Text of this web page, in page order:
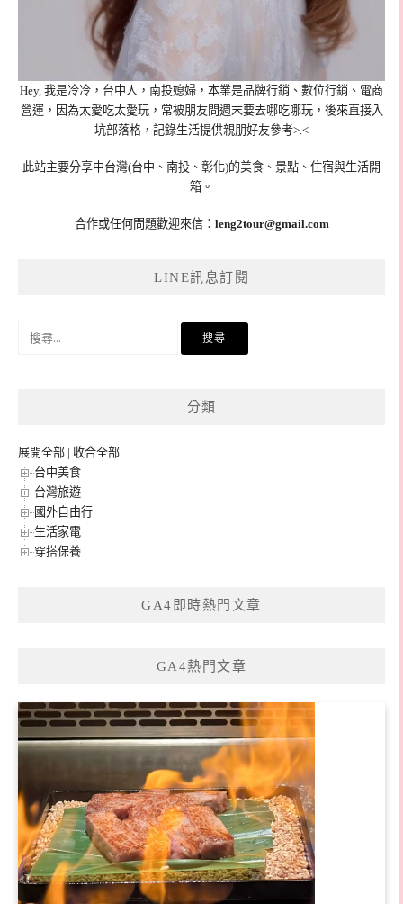
Hey, 我是冷冷，台中人，南投媳婦，本業是品牌行銷、數位行銷、電商
營運，因為太愛吃太愛玩，常被朋友問週末要去哪吃哪玩，後來直接入
坑部落格，記錄生活提供親朋好友參考>.<
此站主要分享中台灣(台中、南投、彰化)的美食、景點、住宿與生活開
箱。
合作或任何問題歡迎來信： leng2tour@gmail.com
LINE訊息訂閱
分類
展開全部 | 收合全部
台中美食
台灣旅遊
國外自由行
生活家電
穿搭保養
GA4即時熱門文章
GA4熱門文章